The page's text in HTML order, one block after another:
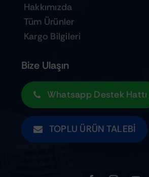
Hakkımızda
Tüm Ürünler
Kargo Bilgileri
Bize Ulaşın
Whatsapp Destek Hattı
TOPLU ÜRÜN TALEBI